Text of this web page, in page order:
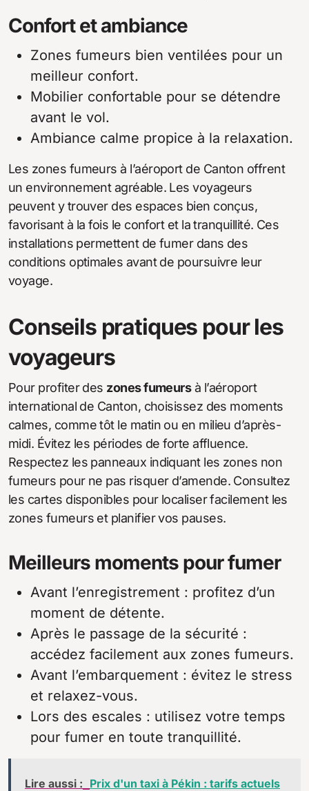
Confort et ambiance
Zones fumeurs bien ventilées pour un
meilleur confort.
Mobilier confortable pour se détendre
avant le vol.
Ambiance calme propice à la relaxation.
Les zones fumeurs à l’aéroport de Canton offrent
un environnement agréable. Les voyageurs
peuvent y trouver des espaces bien conçus,
favorisant à la fois le confort et la tranquillité. Ces
installations permettent de fumer dans des
conditions optimales avant de poursuivre leur
voyage.
Conseils pratiques pour les
voyageurs
Pour profiter des zones fumeursà l’aéroport
international de Canton, choisissez des moments
calmes, comme tôt le matin ou en milieu d’après-
midi. Évitez les périodes de forte affluence.
Respectez les panneaux indiquant les zones non
fumeurs pour ne pas risquer d’amende. Consultez
les cartes disponibles pour localiser facilement les
zones fumeurs et planifier vos pauses.
Meilleurs moments pour fumer
Avant l’enregistrement : profitez d’un
moment de détente.
Après le passage de la sécurité :
accédez facilement aux zones fumeurs.
Avant l’embarquement : évitez le stress
et relaxez-vous.
Lors des escales : utilisez votre temps
pour fumer en toute tranquillité.
Lire aussi : Prix d'un taxi à Pékin : tarifs actuels